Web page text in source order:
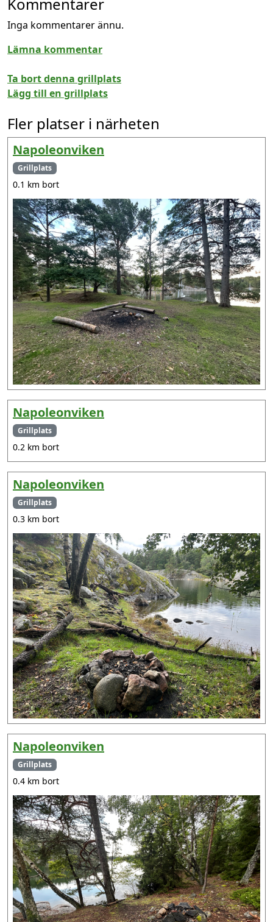
Inga kommentarer ännu.
Lämna kommentar
Ta bort denna grillplats
Lägg till en grillplats
Fler platser i närheten
Napoleonviken
Grillplats
0.1 km bort
Napoleonviken
Grillplats
0.2 km bort
Napoleonviken
Grillplats
0.3 km bort
Napoleonviken
Grillplats
0.4 km bort